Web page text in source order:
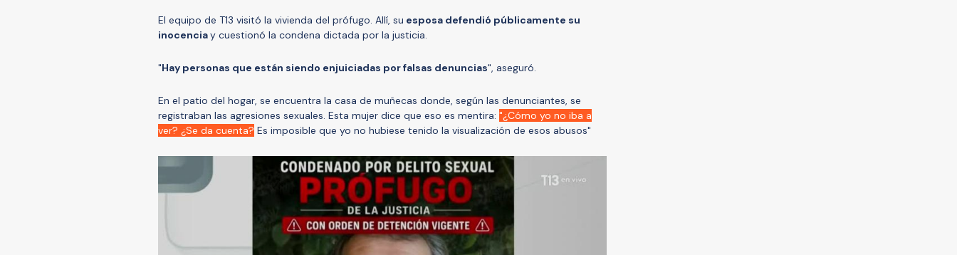
El equipo de T13 visitó la vivienda del prófugo. Allí, su esposa defendió públicamente su
inocenciay cuestionó la condena dictada por la justicia.
"Hay personas que están siendo enjuiciadas por falsas denuncias", aseguró.
En el patio del hogar, se encuentra la casa de muñecas donde, según las denunciantes, se
registraban las agresiones sexuales. Esta mujer dice que eso es mentira: "¿Cómo yo no iba a
ver? ¿Se da cuenta? Es imposible que yo no hubiese tenido la visualización de esos abusos"